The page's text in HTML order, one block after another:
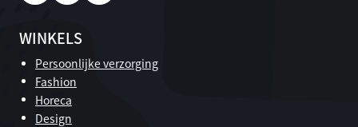
WINKELS
Persoonlijke verzorging
Fashion
Horeca
Design